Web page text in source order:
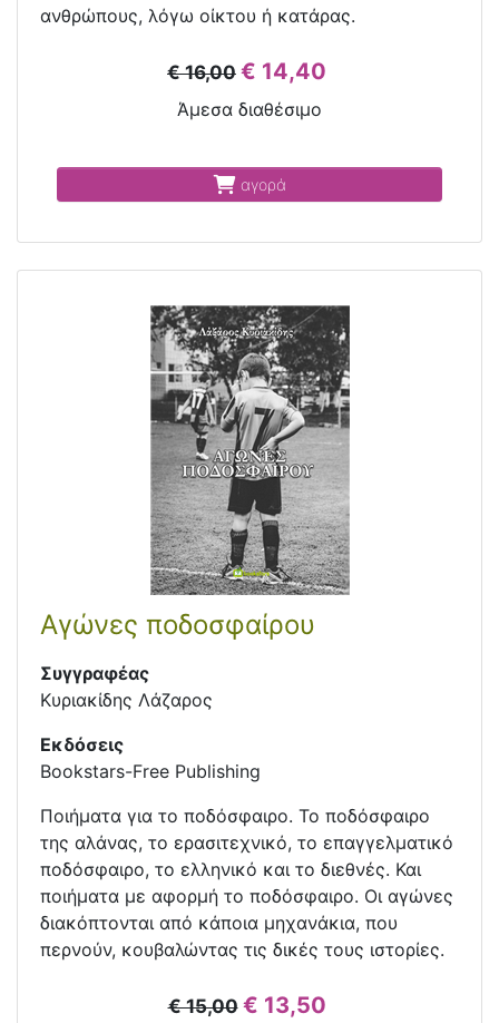
ανθρώπους, λόγω οίκτου ή κατάρας.
€ 16,00 € 14,40
Άμεσα διαθέσιμο
αγορά
Αγώνες ποδοσφαίρου
Συγγραφέας
Κυριακίδης Λάζαρος
Εκδόσεις
Bookstars-Free Publishing
Ποιήματα για το ποδόσφαιρο. Το ποδόσφαιρο
της αλάνας, το ερασιτεχνικό, το επαγγελματικό
ποδόσφαιρο, το ελληνικό και το διεθνές. Και
ποιήματα με αφορμή το ποδόσφαιρο. Οι αγώνες
διακόπτονται από κάποια μηχανάκια, που
περνούν, κουβαλώντας τις δικές τους ιστορίες.
€ 15,00 € 13,50